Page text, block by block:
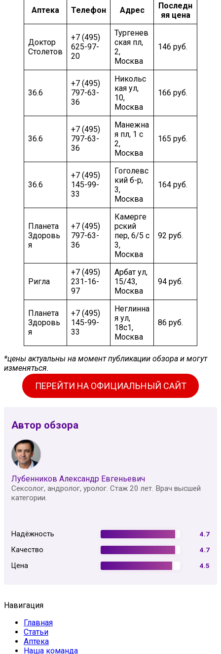
Аптека Телефон Адрес
Последн
яя цена
Доктор
Столетов
+7 (495)
625-97-
20
Тургенев
ская пл,
2,
Москва
146 руб.
36.6
+7 (495)
797-63-
36
Никольс
кая ул,
10,
Москва
166 руб.
36.6
+7 (495)
797-63-
36
Манежна
я пл, 1 c
2,
Москва
165 руб.
36.6
+7 (495)
145-99-
33
Гоголевс
кий б-р,
3,
Москва
164 руб.
Планета
Здоровь
я
+7 (495)
797-63-
36
Камерге
рский
пер, 6/5 с
3,
Москва
92 руб.
Ригла
+7 (495)
231-16-
97
Арбат ул,
15/43,
Москва
94 руб.
Планета
Здоровь
я
+7 (495)
145-99-
33
Неглинна
я ул,
18c1,
Москва
86 руб.
*цены актуальны на момент публикации обзора и могут
изменяться.
ПЕРЕЙТИ НА ОФИЦИАЛЬНЫЙ САЙТ
Автор обзора
Лубенников Александр Евгеньевич
Сексолог, андролог, уролог. Стаж 20 лет. Врач высшей
категории.
Надёжность 4.7
Качество 4.7
Цена 4.5
Навигация
Главная
Статьи
Аптека
Наша команда